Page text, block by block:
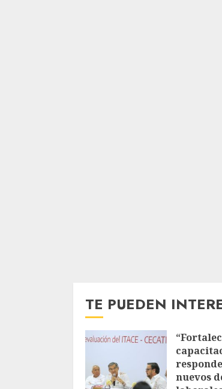
TE PUEDEN
nuevos